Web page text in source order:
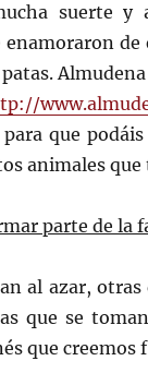
suerte
enamoraron
que
animales
parte de la
al azar,
que se
que